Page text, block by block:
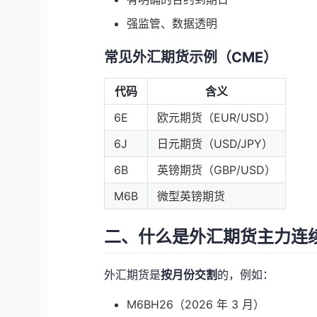
强监管、数据透明
常见外汇期货示例（CME）
代码
含义
6E
欧元期货（EUR/USD）
6J
日元期货（USD/JPY）
6B
英镑期货（GBP/USD）
M6B
微型英镑期货
二、什么是外汇期货主力连
外汇期货是按月份交割 的，例如：
M6BH26（2026 年 3 月）